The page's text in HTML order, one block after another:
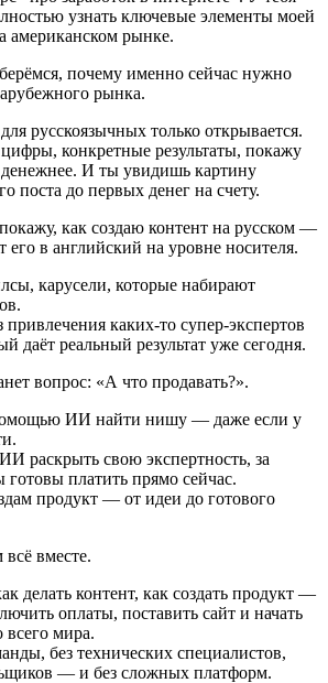
узнать ключевые элементы моей
американском рынке.
почему именно сейчас нужно
рынка.
русскоязычных только открывается.
конкретные результаты, покажу
И ты увидишь картину
поста до первых денег на счету.
как создаю контент на русском —
в английский на уровне носителя.
карусели, которые набирают
привлечения каких-то супер-экспертов
даёт реальный результат уже сегодня.
вопрос: «А что продавать?».
ИИ найти нишу — даже если у
раскрыть свою экспертность, за
платить прямо сейчас.
продукт — от идеи до готового
вместе.
делать контент, как создать продукт —
оплаты, поставить сайт и начать
всего мира.
без технических специалистов,
— и без сложных платформ.